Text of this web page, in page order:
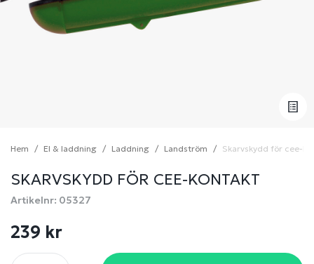
Hem El & laddning Laddning Landström Skarvskydd för cee-
SKARVSKYDD FÖR CEE-KONTAKT
Artikelnr: 05327
239 kr